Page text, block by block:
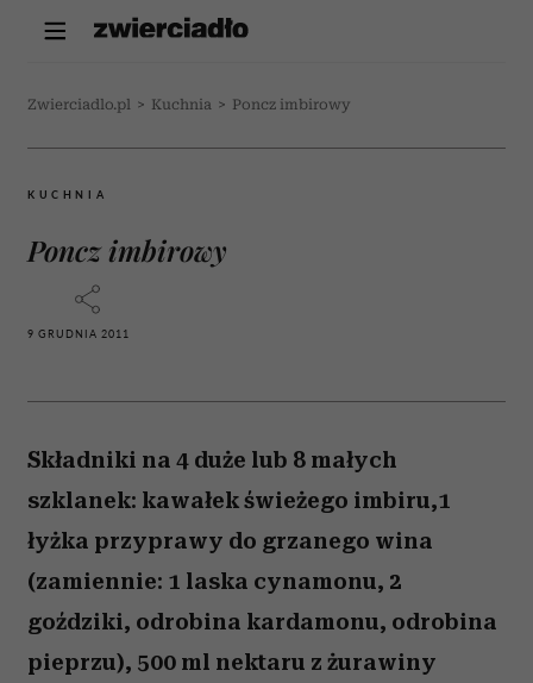
Zwierciadlo.pl > Kuchnia > Poncz imbirowy
KUCHNIA
Poncz imbirowy
9 GRUDNIA 2011
Składniki na 4 duże lub 8 małych
szklanek: kawałek świeżego imbiru,1
łyżka przyprawy do grzanego wina
(zamiennie: 1 laska cynamonu, 2
goździki, odrobina kardamonu, odrobina
pieprzu), 500 ml nektaru z żurawiny